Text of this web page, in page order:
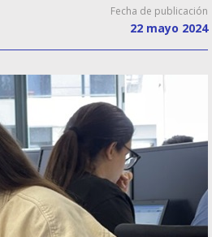
Fecha de publicación
22 mayo 2024